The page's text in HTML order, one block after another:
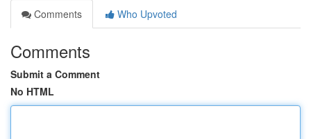
Comments
Who Upvoted
Comments
Submit a Comment
No HTML